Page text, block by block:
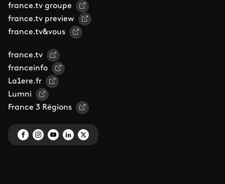
france.tv groupe
france.tv preview
france.tv&vous
france.tv
franceinfo
La1ere.fr
Lumni
France 3 Régions